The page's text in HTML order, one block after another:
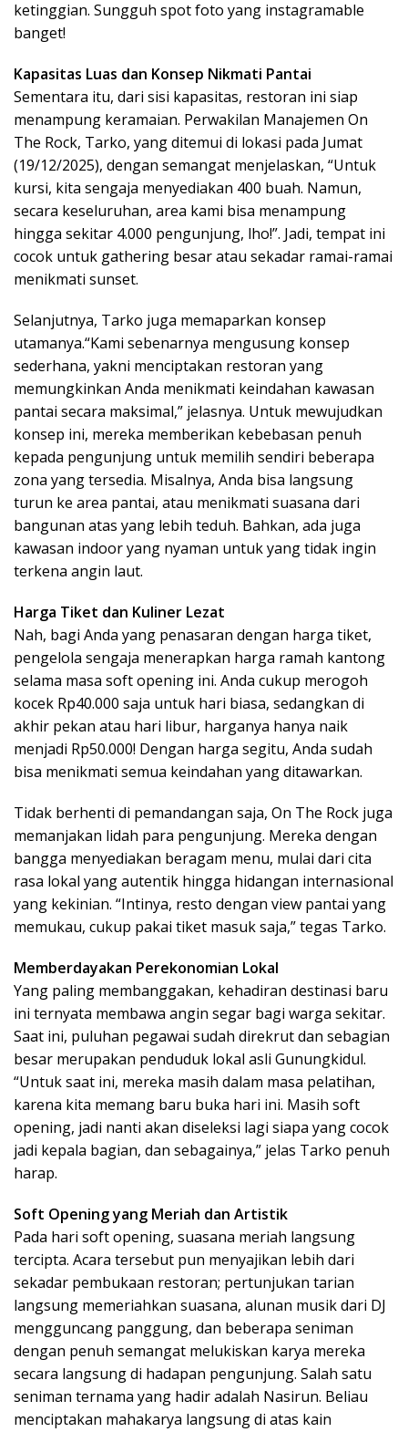
ketinggian. Sungguh spot foto yang instagramable
banget!
Kapasitas Luas dan Konsep Nikmati Pantai
Sementara itu, dari sisi kapasitas, restoran ini siap
menampung keramaian. Perwakilan Manajemen On
The Rock, Tarko, yang ditemui di lokasi pada Jumat
(19/12/2025), dengan semangat menjelaskan, “Untuk
kursi, kita sengaja menyediakan 400 buah. Namun,
secara keseluruhan, area kami bisa menampung
hingga sekitar 4.000 pengunjung, lho!”. Jadi, tempat ini
cocok untuk gathering besar atau sekadar ramai-ramai
menikmati sunset.
Selanjutnya, Tarko juga memaparkan konsep
utamanya.“Kami sebenarnya mengusung konsep
sederhana, yakni menciptakan restoran yang
memungkinkan Anda menikmati keindahan kawasan
pantai secara maksimal,” jelasnya. Untuk mewujudkan
konsep ini, mereka memberikan kebebasan penuh
kepada pengunjung untuk memilih sendiri beberapa
zona yang tersedia. Misalnya, Anda bisa langsung
turun ke area pantai, atau menikmati suasana dari
bangunan atas yang lebih teduh. Bahkan, ada juga
kawasan indoor yang nyaman untuk yang tidak ingin
terkena angin laut.
Harga Tiket dan Kuliner Lezat
Nah, bagi Anda yang penasaran dengan harga tiket,
pengelola sengaja menerapkan harga ramah kantong
selama masa soft opening ini. Anda cukup merogoh
kocek Rp40.000 saja untuk hari biasa, sedangkan di
akhir pekan atau hari libur, harganya hanya naik
menjadi Rp50.000! Dengan harga segitu, Anda sudah
bisa menikmati semua keindahan yang ditawarkan.
Tidak berhenti di pemandangan saja, On The Rock juga
memanjakan lidah para pengunjung. Mereka dengan
bangga menyediakan beragam menu, mulai dari cita
rasa lokal yang autentik hingga hidangan internasional
yang kekinian. “Intinya, resto dengan view pantai yang
memukau, cukup pakai tiket masuk saja,” tegas Tarko.
Memberdayakan Perekonomian Lokal
Yang paling membanggakan, kehadiran destinasi baru
ini ternyata membawa angin segar bagi warga sekitar.
Saat ini, puluhan pegawai sudah direkrut dan sebagian
besar merupakan penduduk lokal asli Gunungkidul.
“Untuk saat ini, mereka masih dalam masa pelatihan,
karena kita memang baru buka hari ini. Masih soft
opening, jadi nanti akan diseleksi lagi siapa yang cocok
jadi kepala bagian, dan sebagainya,” jelas Tarko penuh
harap.
Soft Opening yang Meriah dan Artistik
Pada hari soft opening, suasana meriah langsung
tercipta. Acara tersebut pun menyajikan lebih dari
sekadar pembukaan restoran; pertunjukan tarian
langsung memeriahkan suasana, alunan musik dari DJ
mengguncang panggung, dan beberapa seniman
dengan penuh semangat melukiskan karya mereka
secara langsung di hadapan pengunjung. Salah satu
seniman ternama yang hadir adalah Nasirun. Beliau
menciptakan mahakarya langsung di atas kain